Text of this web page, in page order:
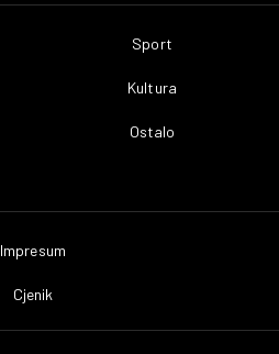
Sport
Kultura
Ostalo
Impresum
Cjenik